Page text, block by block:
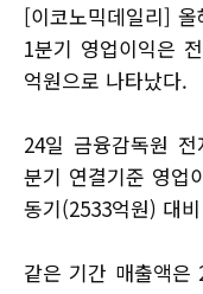
[이코노믹데일리]
1분기 영업이익은
억원으로 나타났다.
24일 금융감독원
분기 연결기준 영업
동기(2533억원) 대
같은 기간 매출액은